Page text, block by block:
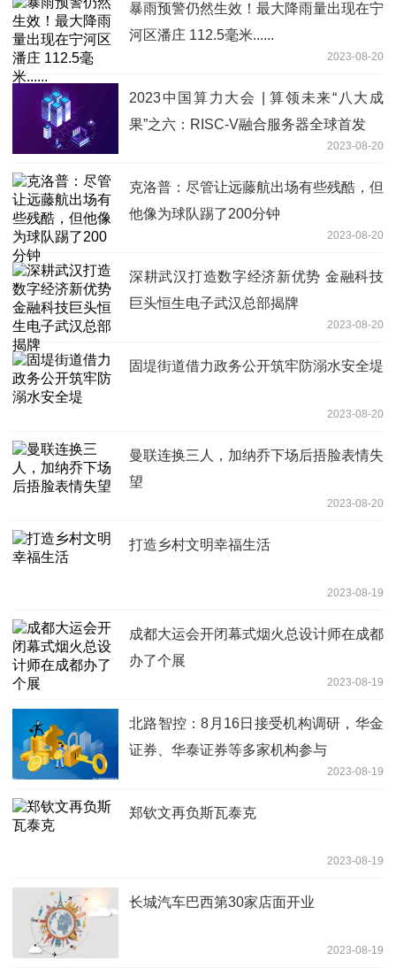
暴雨预警仍然生效！最大降雨量出现在宁
河区潘庄 112.5毫米......
2023-08-20
2023中国算力大会 | 算领未来“八大成
果”之六：RISC-V融合服务器全球首发
2023-08-20
克洛普：尽管让远藤航出场有些残酷，但
他像为球队踢了200分钟
2023-08-20
深耕武汉打造数字经济新优势 金融科技
巨头恒生电子武汉总部揭牌
2023-08-20
固堤街道借力政务公开筑牢防溺水安全堤
2023-08-20
曼联连换三人，加纳乔下场后捂脸表情失
望
2023-08-20
打造乡村文明幸福生活
2023-08-19
成都大运会开闭幕式烟火总设计师在成都
办了个展
2023-08-19
北路智控：8月16日接受机构调研，华金
证券、华泰证券等多家机构参与
2023-08-19
郑钦文再负斯瓦泰克
2023-08-19
长城汽车巴西第30家店面开业
2023-08-19